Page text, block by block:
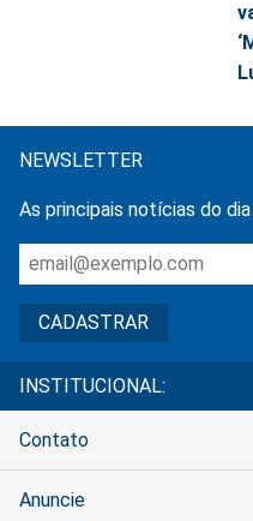
NEWSLETTER
As principais notícias do
INSTITUCIONAL:
Contato
Anuncie